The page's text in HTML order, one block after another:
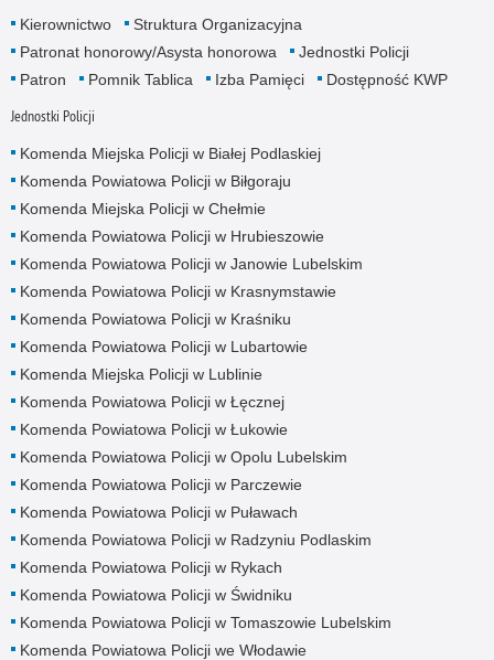
Kierownictwo
Struktura Organizacyjna
Patronat honorowy/Asysta honorowa
Jednostki Policji
Patron
Pomnik Tablica Izba Pamięci Dostępność KWP
Jednostki Policji
Komenda Miejska Policji w Białej Podlaskiej
Komenda Powiatowa Policji w Biłgoraju
Komenda Miejska Policji w Chełmie
Komenda Powiatowa Policji w Hrubieszowie
Komenda Powiatowa Policji w Janowie Lubelskim
Komenda Powiatowa Policji w Krasnymstawie
Komenda Powiatowa Policji w Kraśniku
Komenda Powiatowa Policji w Lubartowie
Komenda Miejska Policji w Lublinie
Komenda Powiatowa Policji w Łęcznej
Komenda Powiatowa Policji w Łukowie
Komenda Powiatowa Policji w Opolu Lubelskim
Komenda Powiatowa Policji w Parczewie
Komenda Powiatowa Policji w Puławach
Komenda Powiatowa Policji w Radzyniu Podlaskim
Komenda Powiatowa Policji w Rykach
Komenda Powiatowa Policji w Świdniku
Komenda Powiatowa Policji w Tomaszowie Lubelskim
Komenda Powiatowa Policji we Włodawie